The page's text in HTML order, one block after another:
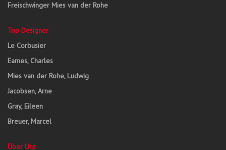
Freischwinger Mies van der Rohe
Top Designer
Le Corbusier
Eames, Charles
Mies van der Rohe, Ludwig
Jacobsen, Arne
Gray, Eileen
Breuer, Marcel
Über Uns